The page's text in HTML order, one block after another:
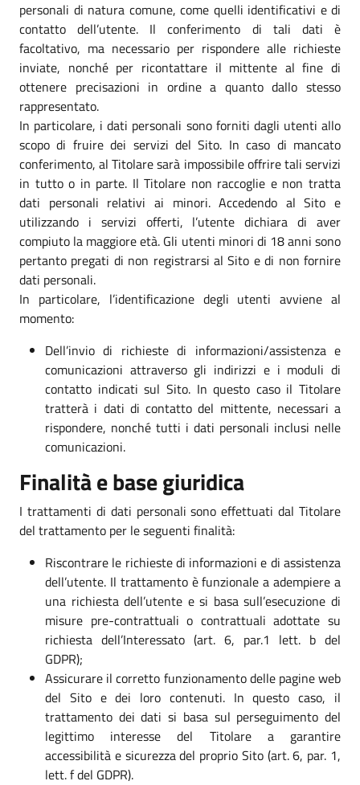
personali di natura comune, come quelli identificativi e di
contatto dell’utente. Il conferimento di tali dati è
facoltativo, ma necessario per rispondere alle richieste
inviate, nonché per ricontattare il mittente al fine di
ottenere precisazioni in ordine a quanto dallo stesso
rappresentato.
In particolare, i dati personali sono forniti dagli utenti allo
scopo di fruire dei servizi del Sito. In caso di mancato
conferimento, al Titolare sarà impossibile offrire tali servizi
in tutto o in parte. Il Titolare non raccoglie e non tratta
dati personali relativi ai minori. Accedendo al Sito e
utilizzando i servizi offerti, l’utente dichiara di aver
compiuto la maggiore età. Gli utenti minori di 18 anni sono
pertanto pregati di non registrarsi al Sito e di non fornire
dati personali.
In particolare, l’identificazione degli utenti avviene al
momento:
Dell’invio di richieste di informazioni/assistenza e
comunicazioni attraverso gli indirizzi e i moduli di
contatto indicati sul Sito. In questo caso il Titolare
tratterà i dati di contatto del mittente, necessari a
rispondere, nonché tutti i dati personali inclusi nelle
comunicazioni.
Finalità e base giuridica
I trattamenti di dati personali sono effettuati dal Titolare
del trattamento per le seguenti finalità:
Riscontrare le richieste di informazioni e di assistenza
dell’utente. Il trattamento è funzionale a adempiere a
una richiesta dell’utente e si basa sull’esecuzione di
misure pre-contrattuali o contrattuali adottate su
richiesta dell’Interessato (art. 6, par.1 lett. b del
GDPR);
Assicurare il corretto funzionamento delle pagine web
del Sito e dei loro contenuti. In questo caso, il
trattamento dei dati si basa sul perseguimento del
legittimo interesse del Titolare a garantire
accessibilità e sicurezza del proprio Sito (art. 6, par. 1,
lett. f del GDPR).